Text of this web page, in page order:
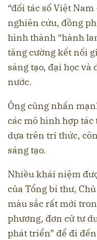
“đối tác số Việt
nghiên cứu, đồng
hình thành “hành
tăng cường kết nối
sáng tạo, đại học
nước.
Ông cũng nhấn
các mô hình hợp
dựa trên tri thức,
sáng tạo.
Nhiều khái niệm
của Tổng bí thư,
màu sắc rất mới
phương, đơn cử tư
phát triển” để đi